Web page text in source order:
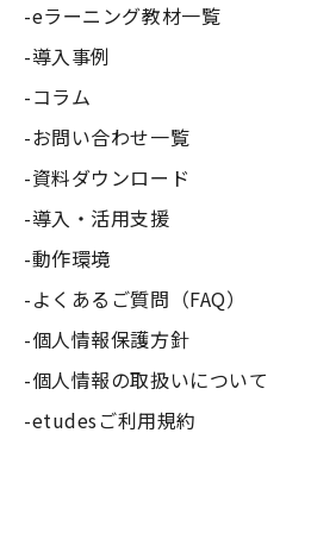
eラーニング教材一覧
導入事例
コラム
お問い合わせ一覧
資料ダウンロード
導入・活用支援
動作環境
よくあるご質問（FAQ）
個人情報保護方針
個人情報の取扱いについて
etudesご利用規約